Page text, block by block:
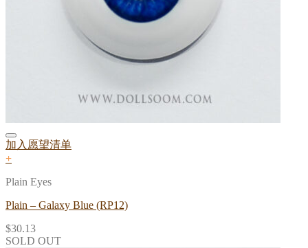
加入愿望清单
+
Plain Eyes
Plain – Galaxy Blue (RP12)
$30.13
SOLD OUT